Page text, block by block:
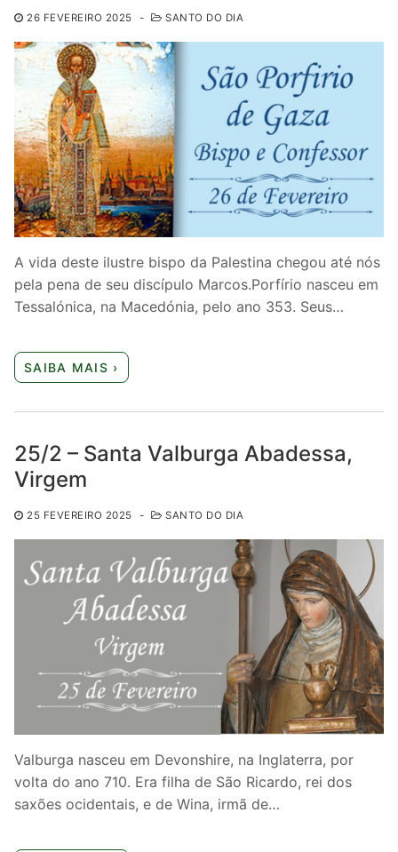
26 FEVEREIRO 2025 - SANTO DO DIA
A vida deste ilustre bispo da Palestina chegou até nós
pela pena de seu discípulo Marcos.Porfírio nasceu em
Tessalónica, na Macedónia, pelo ano 353. Seus…
SAIBA MAIS ›
25/2 – Santa Valburga Abadessa,
Virgem
25 FEVEREIRO 2025 - SANTO DO DIA
Valburga nasceu em Devonshire, na Inglaterra, por
volta do ano 710. Era filha de São Ricardo, rei dos
saxões ocidentais, e de Wina, irmã de…